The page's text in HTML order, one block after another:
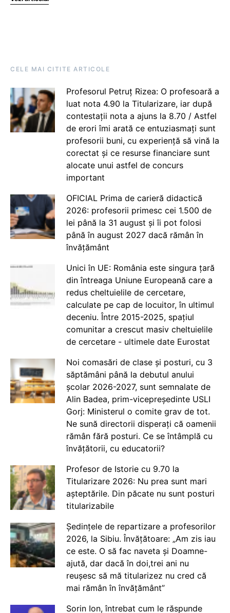
CELE MAI CITITE ARTICOLE
Profesorul Petruț Rizea: O profesoară a
luat nota 4.90 la Titularizare, iar după
contestații nota a ajuns la 8.70 / Astfel
de erori îmi arată ce entuziasmați sunt
profesorii buni, cu experiență să vină la
corectat și ce resurse financiare sunt
alocate unui astfel de concurs
important
OFICIAL Prima de carieră didactică
2026: profesorii primesc cei 1.500 de
lei până la 31 august și îi pot folosi
până în august 2027 dacă rămân în
învățământ
Unici în UE: România este singura țară
din întreaga Uniune Europeană care a
redus cheltuielile de cercetare,
calculate pe cap de locuitor, în ultimul
deceniu. Între 2015-2025, spațiul
comunitar a crescut masiv cheltuielile
de cercetare - ultimele date Eurostat
Noi comasări de clase și posturi, cu 3
săptămâni până la debutul anului
școlar 2026-2027, sunt semnalate de
Alin Badea, prim-vicepreședinte USLI
Gorj: Ministerul o comite grav de tot.
Ne sună directorii disperați că oamenii
rămân fără posturi. Ce se întâmplă cu
învățătorii, cu educatorii?
Profesor de Istorie cu 9.70 la
Titularizare 2026: Nu prea sunt mari
așteptările. Din păcate nu sunt posturi
titularizabile
Ședințele de repartizare a profesorilor
2026, la Sibiu. Învățătoare: „Am zis iau
ce este. O să fac naveta și Doamne-
ajută, dar dacă în doi,trei ani nu
reușesc să mă titularizez nu cred că
mai rămân în învățământ”
Sorin Ion, întrebat cum le răspunde